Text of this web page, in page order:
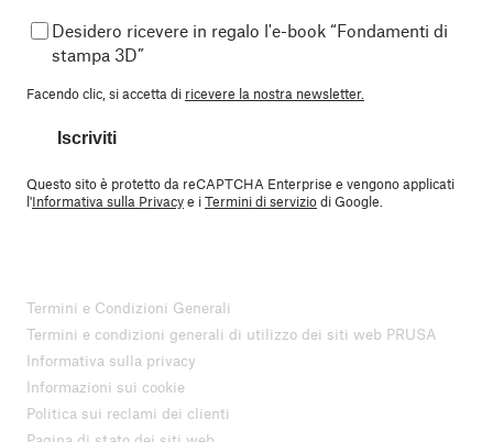
Desidero ricevere in regalo l'e-book “Fondamenti di
stampa 3D”
Facendo clic, si accetta di ricevere la nostra newsletter.
Iscriviti
Questo sito è protetto da reCAPTCHA Enterprise e vengono applicati
l'Informativa sulla Privacye iTermini di serviziodi Google.
Termini e Condizioni Generali
Termini e condizioni generali di utilizzo dei siti web PRUSA
Informativa sulla privacy
Informazioni sui cookie
Politica sui reclami dei clienti